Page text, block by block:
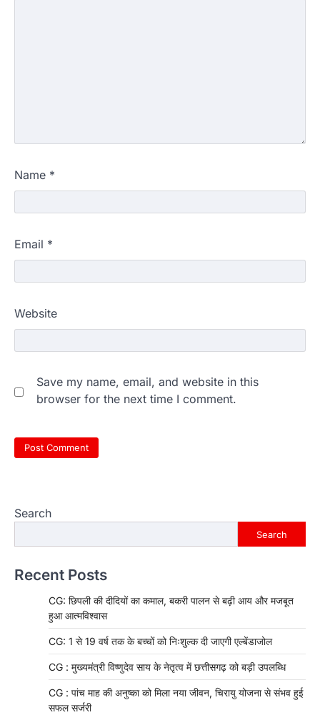
Name *
Email *
Website
Save my name, email, and website in this
browser for the next time I comment.
Search
Search
Recent Posts
CG: छिपली की दीदियों का कमाल, बकरी पालन से बढ़ी आय और मजबूत
हुआ आत्मविश्वास
CG: 1 से 19 वर्ष तक के बच्चों को निःशुल्क दी जाएगी एल्बेंडाजोल
CG : मुख्यमंत्री विष्णुदेव साय के नेतृत्व में छत्तीसगढ़ को बड़ी उपलब्धि
CG : पांच माह की अनुष्का को मिला नया जीवन, चिरायु योजना से संभव हुई
सफल सर्जरी